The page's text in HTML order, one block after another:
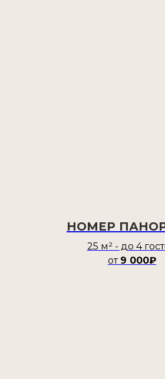
НОМЕР
25 м² - до 4
от 9 000₽